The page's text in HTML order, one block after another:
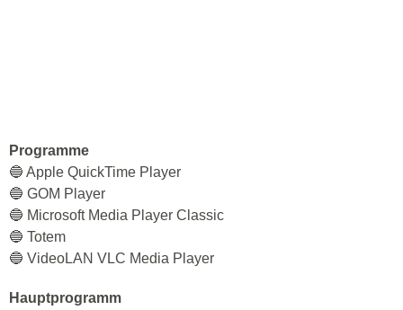
Programme
🔵 Apple QuickTime Player
🔵 GOM Player
🔵 Microsoft Media Player Classic
🔵 Totem
🔵 VideoLAN VLC Media Player
Hauptprogramm